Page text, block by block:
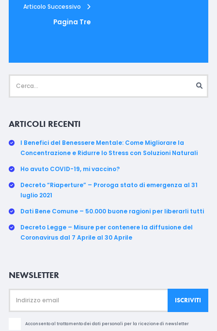
Articolo Successivo
Pagina Tre
ARTICOLI RECENTI
I Benefici del Benessere Mentale: Come Migliorare la
Concentrazione e Ridurre lo Stress con Soluzioni Naturali
Ho avuto COVID-19, mi vaccino?
Decreto “Riaperture” – Proroga stato di emergenza al 31
luglio 2021
Dati Bene Comune – 50.000 buone ragioni per liberarli tutti
Decreto Legge – Misure per contenere la diffusione del
Coronavirus dal 7 Aprile al 30 Aprile
NEWSLETTER
Acconsento al trattamento dei dati personali per la ricezione di newsletter